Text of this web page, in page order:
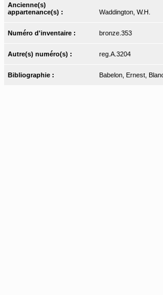
Ancienne(s)
appartenance(s) :
Waddington, W.H.
Numéro d'inventaire : bronze.353
Autre(s) numéro(s) : reg.A.3204
Bibliographie : Babelon, Ernest,